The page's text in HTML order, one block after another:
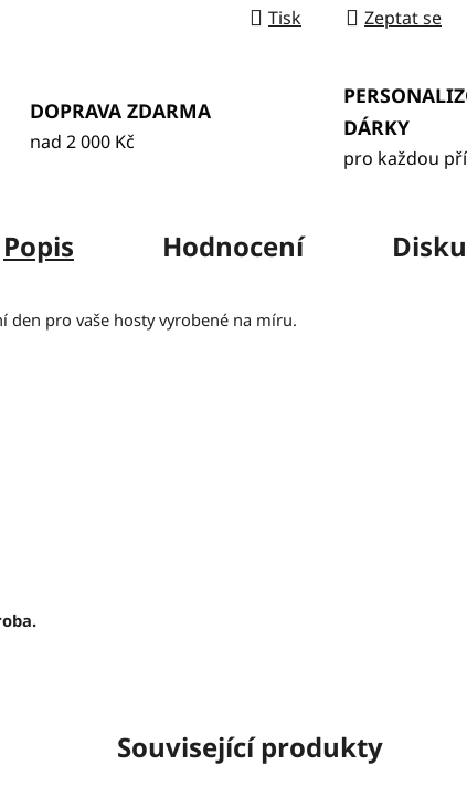
Tisk Zeptat se
DOPRAVA ZDARMA
nad 2 000 Kč
DÁRKY
pro každou
Popis Hodnocení
den pro vaše hosty vyrobené na míru.
Související produkty